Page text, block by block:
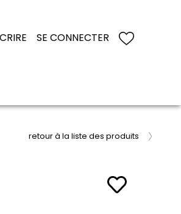
SE CONNECTER
retour à la liste des produits